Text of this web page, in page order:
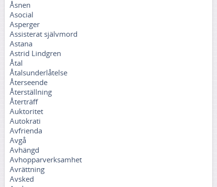
Åsnen
Asocial
Asperger
Assisterat självmord
Astana
Astrid Lindgren
Åtal
Åtalsunderlåtelse
Återseende
Återställning
Återträff
Auktoritet
Autokrati
Avfrienda
Avgå
Avhängd
Avhopparverksamhet
Avrättning
Avsked